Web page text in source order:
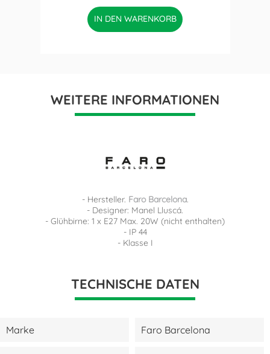
IN DEN WARENKORB
WEITERE INFORMATIONEN
- Hersteller. Faro Barcelona.
- Designer: Manel Lluscá.
- Glühbirne: 1 x E27 Max. 20W (nicht enthalten)
- IP 44
- Klasse I
TECHNISCHE DATEN
Marke Faro Barcelona